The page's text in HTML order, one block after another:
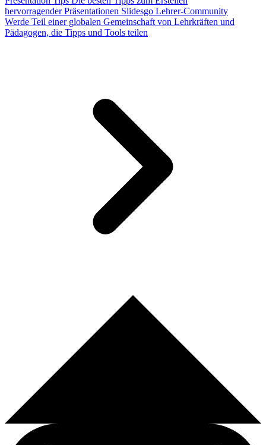
hervorragender Präsentationen Slidesgo Lehrer-Community
Werde Teil einer globalen Gemeinschaft von Lehrkräften und
Pädagogen, die Tipps und Tools teilen